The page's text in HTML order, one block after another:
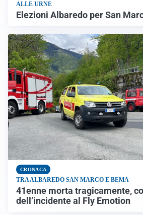
ALLE URNE
Elezioni Albaredo per San
CRONACA
TRA ALBAREDO SAN MARCO E BEMA
41enne morta tragicamente,
dell’incidente al Fly Emotion